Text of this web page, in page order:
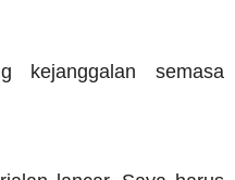
kejanggalan semasa